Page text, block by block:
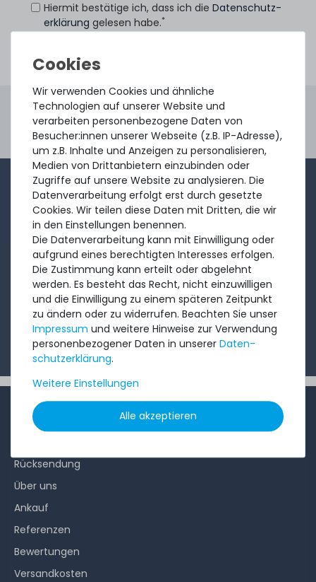
Hiermit bestätige ich, dass ich die Daten­schutz­
erklärung gelesen habe.*
4.96 /5.00aus8.500Bewertungen
Gebraucht. Geprüft. Geliefert.
1-2x im Monat sendet André aus dem Vertriebsteam
eine kurze, knackige Mail mit Angeboten, neu
eingetroffenen Produkten und Informationen, die Sie
interessieren könnten. Probieren Sie's!
Abonnieren
Ich möchte Ihren Newsletter erhalten und akzeptiere
dieDatenschutzerklärung.
Wir verwenden Cookies und ähnliche
Technologien auf unserer Website und
verarbeiten personenbezogene Daten von
Besucher:innen unserer Webseite (z.B. IP-Adresse),
um z.B. Inhalte und Anzeigen zu personalisieren,
Medien von Drittanbietern einzubinden oder
Zugriffe auf unsere Website zu analysieren. Die
Datenverarbeitung erfolgt erst durch gesetzte
Cookies. Wir teilen diese Daten mit Dritten, die wir
in den Einstellungen benennen.
Die Datenverarbeitung kann mit Einwilligung oder
aufgrund eines berechtigten Interesses erfolgen.
Die Zustimmung kann erteilt oder abgelehnt
werden. Es besteht das Recht, nicht einzuwilligen
und die Einwilligung zu einem späteren Zeitpunkt
zu ändern oder zu widerrufen. Beachten Sie unser
Impressum und weitere Hinweise zur Verwendung
personenbezogener Daten in unserer Daten­
schutz­erklärung.
Weitere Einstellungen
Alle akzeptieren
INFORMATIONEN
Rücksendung
Über uns
Ankauf
Referenzen
Bewertungen
Versandkosten